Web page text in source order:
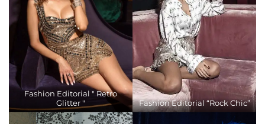
Fashion Editorial " Retro
Glitter "
Fashion Editorial “Rock Chic”